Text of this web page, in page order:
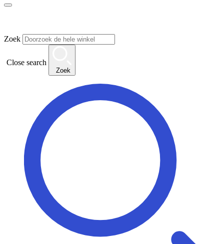
Zoek
Close search
Zoek